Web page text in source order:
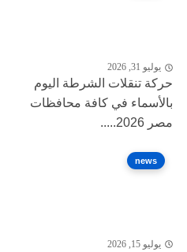
يوليو 31, 2026
حركة تنقلات الشرطة اليوم
بالأسماء في كافة محافظات
مصر 2026.....
news
يوليو 15, 2026